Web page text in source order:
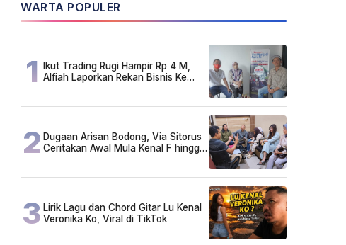
WARTA POPULER
1 Ikut Trading Rugi Hampir Rp 4 M,
Alfiah Laporkan Rekan Bisnis Ke
2 Dugaan Arisan Bodong, Via Sitorus
Ceritakan Awal Mula Kenal F hingga
3 Lirik Lagu dan Chord Gitar Lu Kenal
Veronika Ko, Viral di TikTok